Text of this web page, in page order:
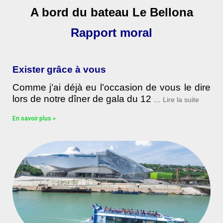
A bord du bateau Le Bellona
Rapport moral
Exister grâce à vous
Comme j’ai déjà eu l’occasion de vous le dire
lors de notre dîner de gala du 12
Lire la suite
En savoir plus »